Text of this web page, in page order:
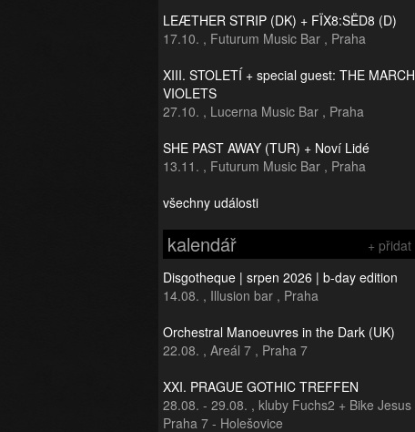
LEÆTHER STRIP (DK) + FÏX8:SËD8 (D)
17.10. , Futurum Music Bar , Praha
XIII. STOLETÍ + special guest: THE MARCH
VIOLETS
27.10. , Lucerna Music Bar , Praha
SHE PAST AWAY (TUR) + Noví Lidé
13.11. , Futurum Music Bar , Praha
všechny události
kalendář
+ přidat
Disgotheque | srpen 2026 | b-day edition
14.08. , Illusion bar , Praha
Orchestral Manoeuvres in the Dark (UK)
22.08. , Areál 7 , Praha 7
XXI. PRAGUE GOTHIC TREFFEN
28.08. - 29.08. , kluby Fuchs2 + Bike Jesus
Praha 7 - Holešovice